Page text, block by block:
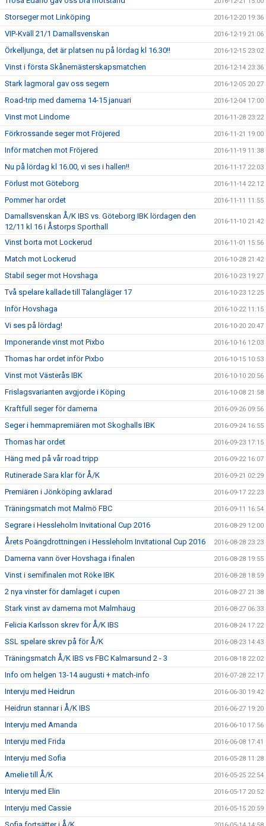
Storseger mot Linköping 2016-12-20 19:36
VIP-Kväll 21/1 Damallsvenskan 2016-12-19 21:06
Örkelljunga, det är platsen nu på lördag kl 16.30!! 2016-12-15 23:02
Vinst i första Skånemästerskapsmatchen 2016-12-14 23:36
Stark lagmoral gav oss segern 2016-12-05 20:27
Road-trip med damerna 14-15 januari 2016-12-04 17:00
Vinst mot Lindome 2016-11-28 23:22
Förkrossande seger mot Fröjered 2016-11-21 19:00
Inför matchen mot Fröjered 2016-11-19 11:38
Nu på lördag kl 16.00, vi ses i hallen!! 2016-11-17 22:03
Förlust mot Göteborg 2016-11-14 22:12
Pommer har ordet 2016-11-11 11:55
Damallsvenskan Å/K IBS vs. Göteborg IBK lördagen den
12/11 kl 16 i Åstorps Sporthall
2016-11-10 21:42
Vinst borta mot Lockerud 2016-11-01 15:56
Match mot Lockerud 2016-10-28 21:42
Stabil seger mot Hovshaga 2016-10-23 19:27
Två spelare kallade till Talangläger 17 2016-10-23 12:25
Inför Hovshaga 2016-10-22 11:15
Vi ses på lördag! 2016-10-20 20:47
Imponerande vinst mot Pixbo 2016-10-16 12:03
Thomas har ordet inför Pixbo 2016-10-15 10:53
Vinst mot Västerås IBK 2016-10-10 20:56
Frislagsvarianten avgjorde i Köping 2016-10-08 21:58
Kraftfull seger för damerna 2016-09-26 09:56
Seger i hemmapremiären mot Skoghalls IBK 2016-09-24 16:55
Thomas har ordet 2016-09-23 17:15
Häng med på vår road tripp 2016-09-22 16:07
Rutinerade Sara klar för Å/K 2016-09-21 02:29
Premiären i Jönköping avklarad 2016-09-17 22:23
Träningsmatch mot Malmö FBC 2016-09-11 16:54
Segrare i Hessleholm Invitational Cup 2016 2016-08-29 12:00
Årets Poängdrottningen i Hessleholm Invitational Cup 2016 2016-08-28 23:23
Damerna vann över Hovshaga i finalen 2016-08-28 19:55
Vinst i semifinalen mot Röke IBK 2016-08-28 18:59
2 nya vinster för damlaget i cupen 2016-08-27 21:38
Stark vinst av damerna mot Malmhaug 2016-08-27 06:33
Felicia Karlsson skrev för Å/K IBS 2016-08-24 17:22
SSL spelare skrev på för Å/K 2016-08-23 14:43
Träningsmatch Å/K IBS vs FBC Kalmarsund 2 - 3 2016-08-18 22:02
Info om helgen 13-14 augusti + match-info 2016-07-28 22:17
Intervju med Heidrun 2016-06-30 19:42
Heidrun stannar i Å/K IBS 2016-06-27 19:20
Intervju med Amanda 2016-06-10 17:56
Intervju med Frida 2016-06-08 17:41
Intervju med Sofia 2016-05-28 11:28
Amelie till Å/K 2016-05-25 22:54
Intervju med Elin 2016-05-17 20:52
Intervju med Cassie 2016-05-15 20:59